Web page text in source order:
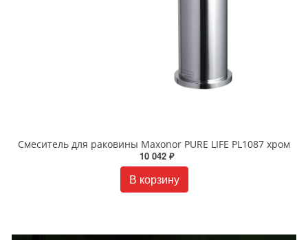
Смеситель для раковины Maxonor PURE LIFE PL1087 хром
10 042 ₽
В корзину